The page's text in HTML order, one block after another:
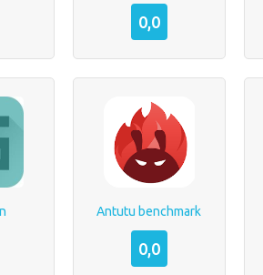
0,0
Antutu benchmark
0,0